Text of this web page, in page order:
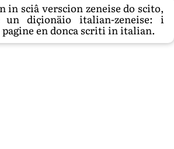
in sciâ verscion zeneise do scito,
diçionäio italian-zeneise: i
en donca scriti in italian.